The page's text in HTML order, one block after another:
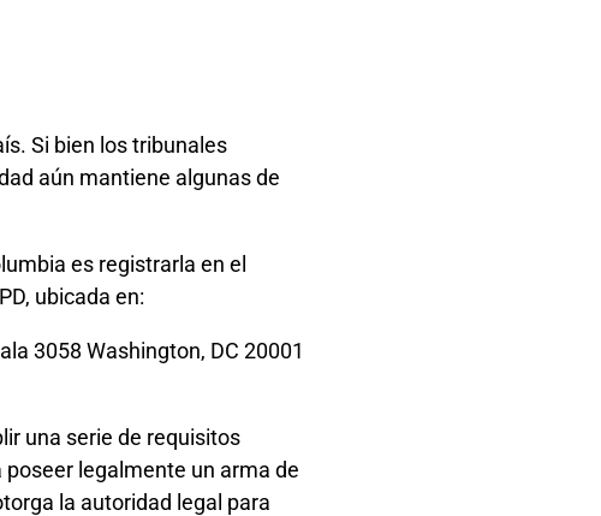
Si bien los tribunales
aún mantiene algunas de
es registrarla en el
ubicada en:
3058 Washington, DC 20001
una serie de requisitos
legalmente un arma de
la autoridad legal para